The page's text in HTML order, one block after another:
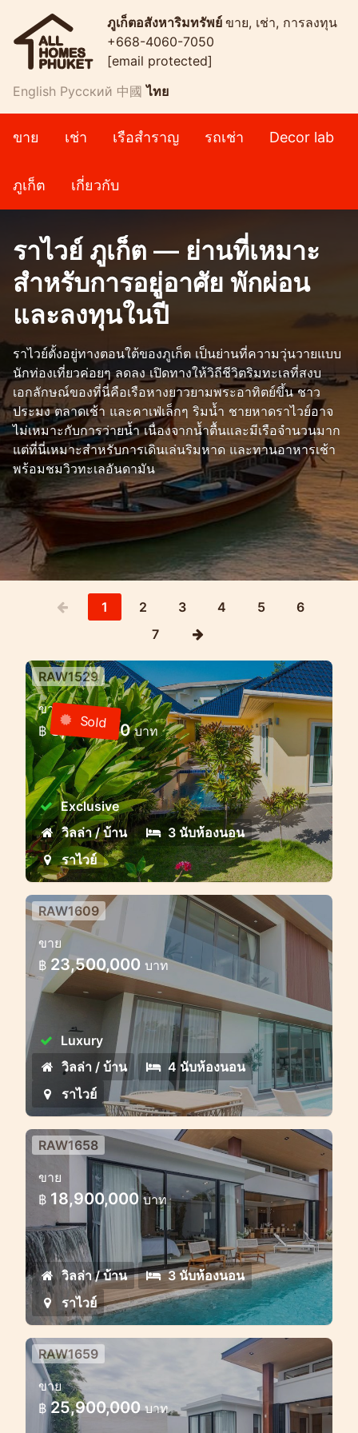
ภูเก็ตอสังหาริมทรัพย์ ขาย, เช่า, การลงทุน
+668-4060-7050
[email protected]
English Русский 中國 ไทย
ขาย เช่า เรือสำราญ รถเช่า Decor lab
ภูเก็ต เกี่ยวกับ
ราไวย์ ภูเก็ต — ย่านที่เหมาะ
สำหรับการอยู่อาศัย พักผ่อน
และลงทุนในปี
ราไวย์ตั้งอยู่ทางตอนใต้ของภูเก็ต เป็นย่านที่ความวุ่นวายแบบ
นักท่องเที่ยวค่อยๆ ลดลง เปิดทางให้วิถีชีวิตริมทะเลที่สงบ
เอกลักษณ์ของที่นี่คือเรือหางยาวยามพระอาทิตย์ขึ้น ชาว
ประมง ตลาดเช้า และคาเฟ่เล็กๆ ริมน้ำ ชายหาดราไวย์อาจ
ไม่เหมาะกับการว่ายน้ำ เนื่องจากน้ำตื้นและมีเรือจำนวนมาก
แต่ที่นี่เหมาะสำหรับการเดินเล่นริมหาด และทานอาหารเช้า
พร้อมชมวิวทะเลอันดามัน
1 2 3 4 5
6
7
วิลล่า 3 ห้องนอนพร้อมสระว่ายน้ำใน
ชุมชนรั้วรอบขอบชิดราไวย์,ภูเก็ต
วิลล่า 3 ห้องนอนพร้อมสระว่ายน้ำในชุมชน
รั้วรอบขอบชิดราไวย์,ภูเก็ต
RAW1529
ขาย
Sold
฿ 8,000,000บาท
Exclusive
วิลล่า / บ้าน
3 นับห้องนอน
ราไวย์
วิลล่าส่วนตัวในย่านราไวย์ ภูเก็ต — ที่
ที่ธรรมชาติหลอมรวมกับความทัน
สมัยอย่างลงตั
RAW1609
ขาย
฿ 23,500,000 บาท
Luxury
วิลล่า / บ้าน
4 นับห้องนอน
ราไวย์
โครงการพูลวิลล่าสุดหรู ใกล้ราไวย์
โครงการพูลวิลล่าสุดหรู ใกล้ราไวย์
RAW1658
ขาย
฿ 18,900,000บาท
วิลล่า / บ้าน
3 นับห้องนอน
ราไวย์
โครงการพูลวิลล่าสุดหรู ใกล้ราไวย์
โครงการพูลวิลล่าสุดหรู ใกล้ราไวย์
RAW1659
ขาย
฿ 25,900,000บาท